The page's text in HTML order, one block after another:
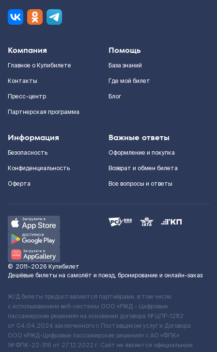
Компания
Главное о Купибилете
Контакты
Пресс-центр
Партнерская программа
Помощь
База знаний
Где мой билет
Блог
Информация
Безопасность
Конфиденциальность
Оферта
Важные ответы
Оформление и покупка
Возврат и обмен билета
Все вопросы и ответы
© 2011–2026 Купибилет
Дешёвые билеты на самолёт и поезд, бронирование и онлайн-заказ
Ж/Д билеты предоставляются партнёрами, в том числе
с использованием веб-системы ООО «РЖД – Цифровые
пассажирские решения» на основании договора № ЦПР-1282
от 04.04.2024 заключенного с Поставщиком услуг и Договора
ООО «РЖД-Цифровые пассажирские решения» c АО «ФПК»
№ ФПК-22-316 от 27.12.2022 г. Сайт не является официальным